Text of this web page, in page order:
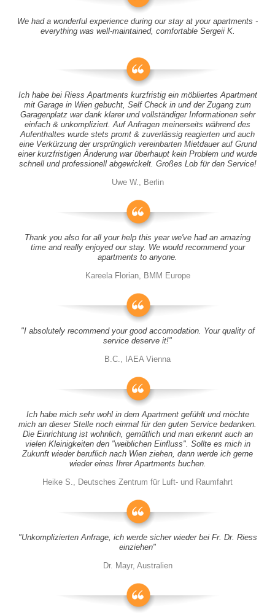
We had a wonderful experience during our stay at your apartments -
everything was well-maintained, comfortable Sergeii K.
Ich habe bei Riess Apartments kurzfristig ein möbliertes Apartment
mit Garage in Wien gebucht, Self Check in und der Zugang zum
Garagenplatz war dank klarer und vollständiger Informationen sehr
einfach & unkompliziert. Auf Anfragen meinerseits während des
Aufenthaltes wurde stets promt & zuverlässig reagierten und auch
eine Verkürzung der ursprünglich vereinbarten Mietdauer auf Grund
einer kurzfristigen Änderung war überhaupt kein Problem und wurde
schnell und professionell abgewickelt. Großes Lob für den Service!
Uwe W., Berlin
Thank you also for all your help this year we've had an amazing
time and really enjoyed our stay. We would recommend your
apartments to anyone.
Kareela Florian, BMM Europe
"I absolutely recommend your good accomodation. Your quality of
service deserve it!"
B.C., IAEA Vienna
Ich habe mich sehr wohl in dem Apartment gefühlt und möchte
mich an dieser Stelle noch einmal für den guten Service bedanken.
Die Einrichtung ist wohnlich, gemütlich und man erkennt auch an
vielen Kleinigkeiten den "weiblichen Einfluss". Sollte es mich in
Zukunft wieder beruflich nach Wien ziehen, dann werde ich gerne
wieder eines Ihrer Apartments buchen.
Heike S., Deutsches Zentrum für Luft- und Raumfahrt
"Unkomplizierten Anfrage, ich werde sicher wieder bei Fr. Dr. Riess
einziehen"
Dr. Mayr, Australien